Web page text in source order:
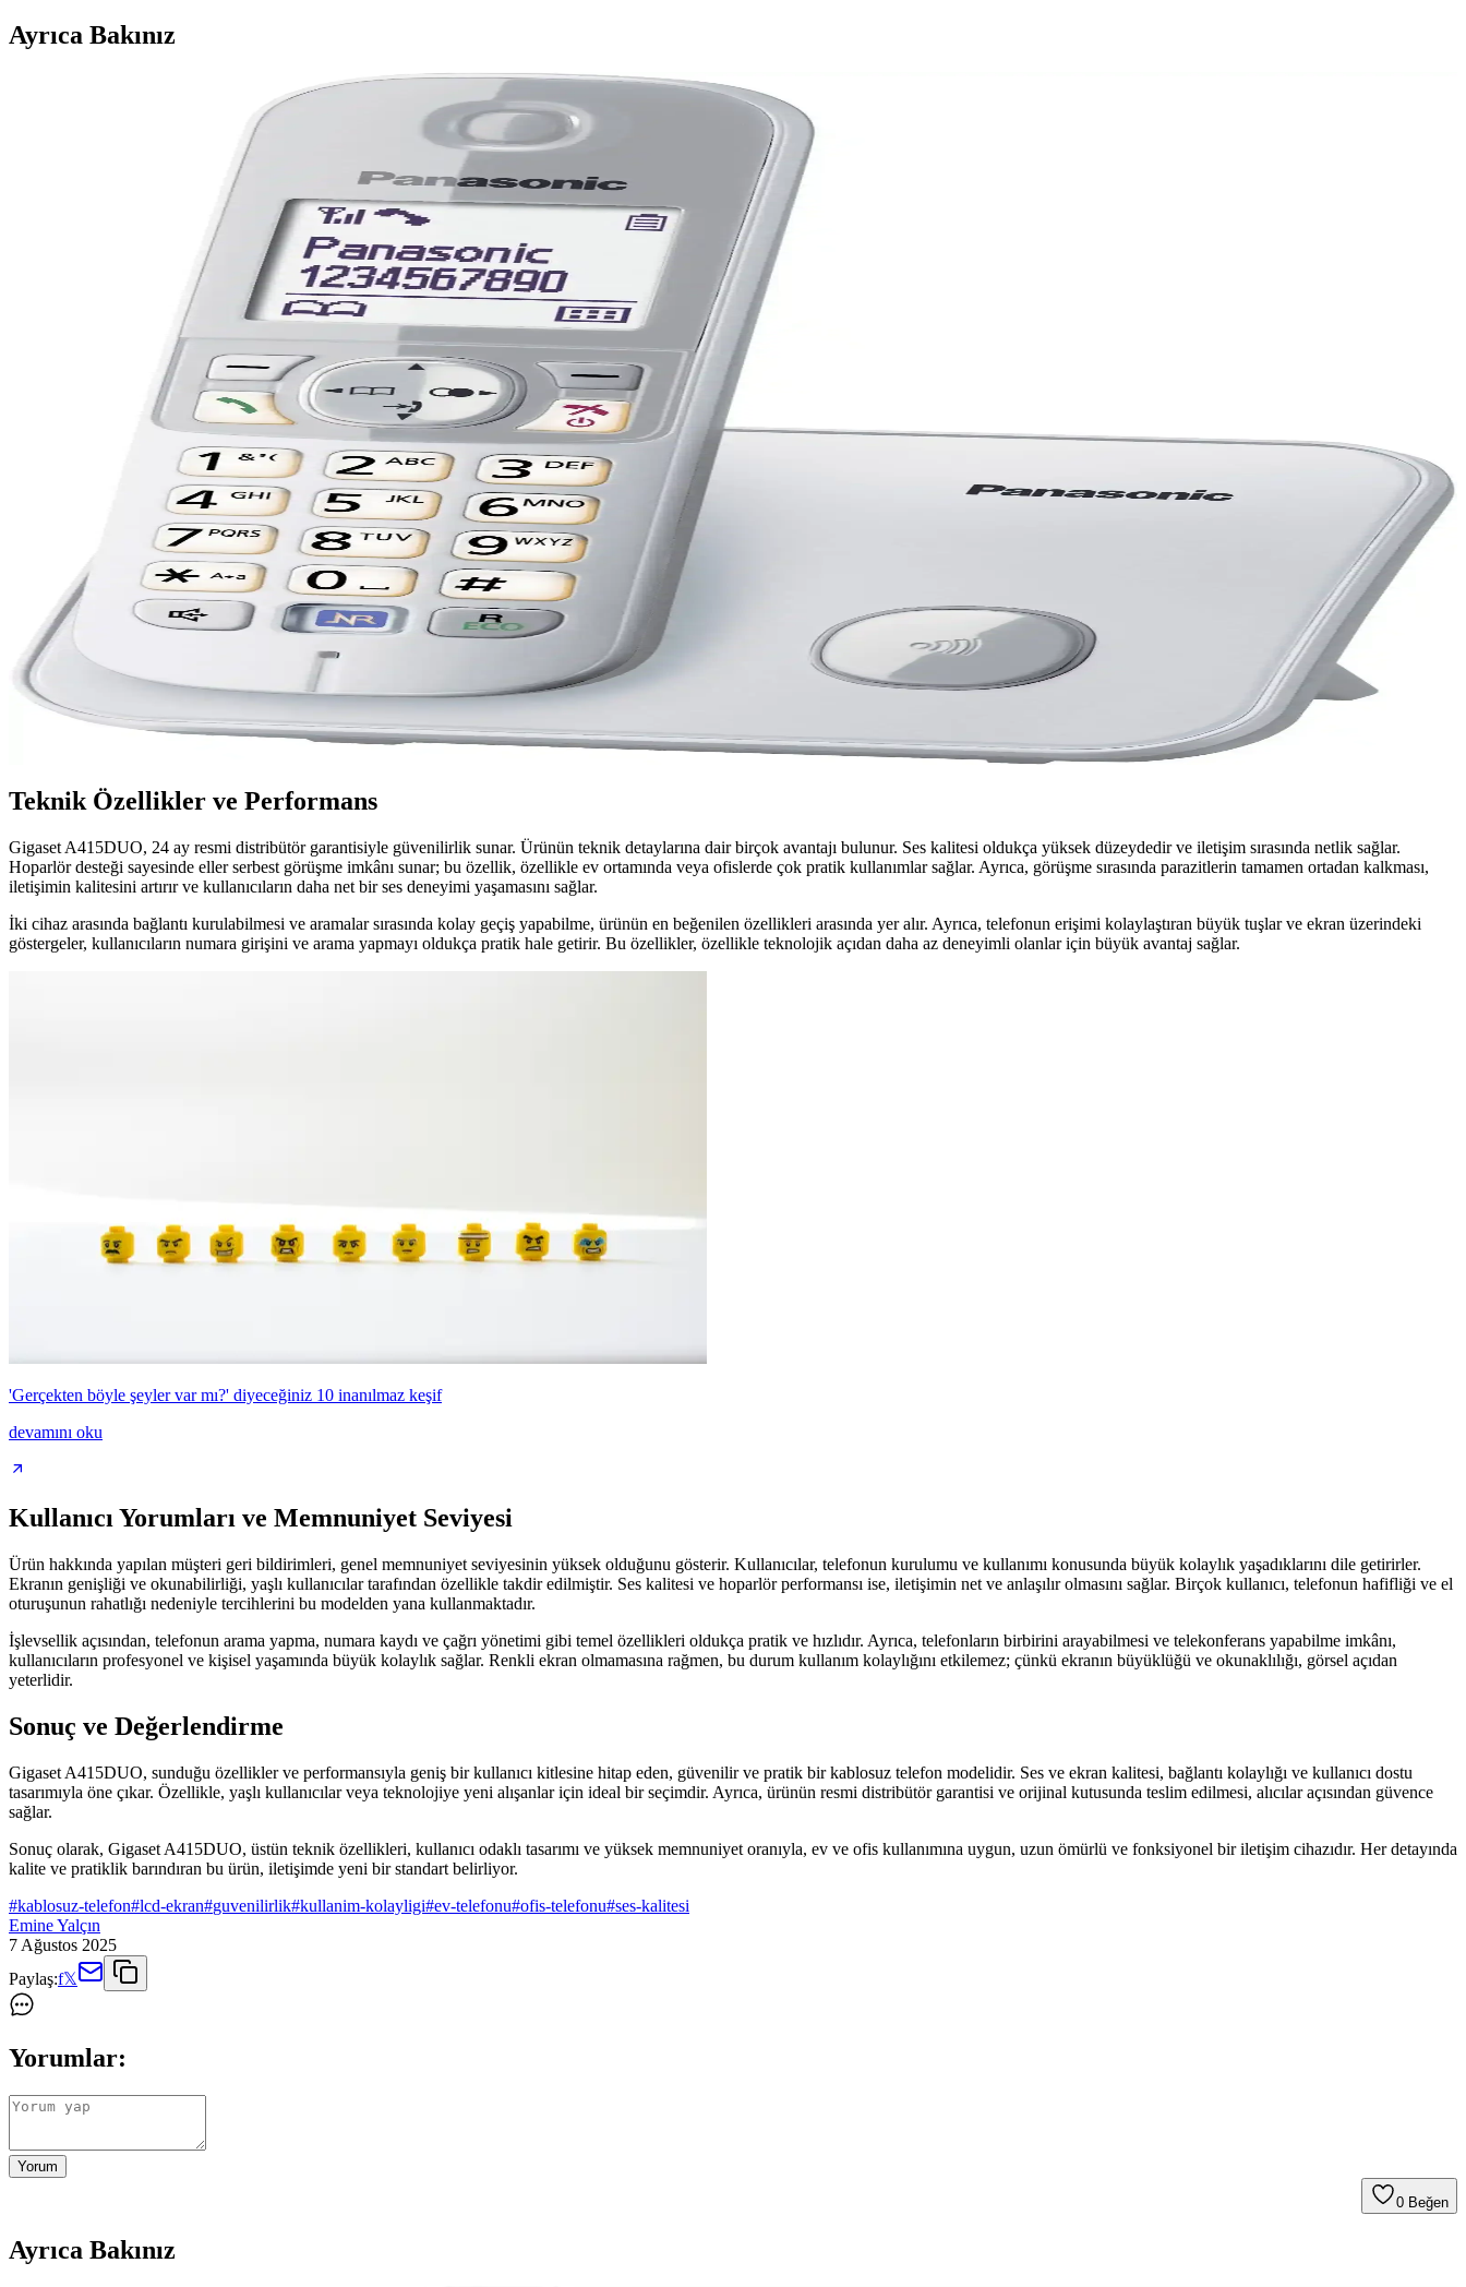
Ayrıca Bakınız
Panasonic KX-TG1611 Kablosuz Telefon Özellikleri ve Kullanım Alanları
Panasonic KX-TG1611, geniş kapsama alanı ve kolay kullanım sağlayan kablosuz telefon modeli, ev ve küçük ofisler için ideal, gelişmiş ses kalitesi ve pratik özelliklerle öne çıkıyor.
Panasonic KX-TG6811 Kablosuz Telefon İncelemesi ve Teknik Özellikler
Panasonic KX-TG6811, DECT 6.0 teknolojisiyle yüksek ses kalitesi ve kullanıcı dostu özellikleriyle ev ve ofis iletişimini kolaylaştıran kablosuz telefon modelidir.
Gigaset AL110 Siyah Kablosuz DECT Telefonu: Temel ve Güvenilir İletişim Çözümü
Gigaset AL110 Siyah, uzun pil ömrü ve geniş kapsama alanı ile temel iletişim ihtiyaçlarını karşılayan, kullanımı kolay ve ekonomik kablosuz telefon modelidir.
Gigaset A120 Kablosuz Telefon: Uzun Pil Ömrü ve Geniş Kapsama Alanıyla Güvenilir İletişim
Gigaset A120 kablosuz telefon, uzun pil ömrü, geniş kapsama alanı ve kullanıcı dostu tasarımıyla ev ve ofis ihtiyaçlarına uygun, enerji tasarruflu iletişim çözümüdür.
Panasonic KX-TG2512 Dect Telefon Çift Ahize Güvenilir ve Kullanıcı Dostu Model
Panasonic KX-TG2512, dayanıklı tasarımı ve gelişmiş özellikleriyle ev ve ofis iletişimini kolaylaştıran yüksek performanslı kablosuz telefon.
Gigaset A170 Sabit Telefon: Güvenilir ve Kullanıcı Dostu Temel İletişim Aracı
Gigaset A170, kolay kullanımı ve dayanıklılığıyla ev ve ofislerde temel iletişim için ideal, ekonomik ve güvenilir kablosuz telefon seçeneğidir.
Panasonic KX-TG1611 Siyah Kablosuz Dijital Telsiz Telefonu Özellikleri ve Kullanım Alanları
Panasonic KX-TG1611 siyah kablosuz dijital telefon, şık tasarımı, yüksek ses kalitesi ve kolay kullanımıyla ev ve ofislerde iletişimi pratik hale getirir, hareket özgürlüğü sağlar.
Panasonic KX-TG6811 Kablosuz Telefon: Güvenilirlik ve Kullanım Kolaylığıyla Öne Çıkıyor
Panasonic KX-TG6811, kablosuz teknolojisi, kolay kullanımı ve gelişmiş özellikleriyle ev ve ofis iletişimini pratik ve güvenilir hale getiriyor.
Teknik Özellikler ve Performans
Gigaset A415DUO, 24 ay resmi distribütör garantisiyle güvenilirlik sunar. Ürünün teknik detaylarına dair birçok avantajı bulunur. Ses kalitesi oldukça yüksek düzeydedir ve iletişim sırasında netlik sağlar.
Hoparlör desteği sayesinde eller serbest görüşme imkânı sunar; bu özellik, özellikle ev ortamında veya ofislerde çok pratik kullanımlar sağlar. Ayrıca, görüşme sırasında parazitlerin tamamen ortadan kalkması,
iletişimin kalitesini artırır ve kullanıcıların daha net bir ses deneyimi yaşamasını sağlar.
İki cihaz arasında bağlantı kurulabilmesi ve aramalar sırasında kolay geçiş yapabilme, ürünün en beğenilen özellikleri arasında yer alır. Ayrıca, telefonun erişimi kolaylaştıran büyük tuşlar ve ekran üzerindeki
göstergeler, kullanıcıların numara girişini ve arama yapmayı oldukça pratik hale getirir. Bu özellikler, özellikle teknolojik açıdan daha az deneyimli olanlar için büyük avantaj sağlar.
'Gerçekten böyle şeyler var mı?' diyeceğiniz 10 inanılmaz keşif
devamını oku
Kullanıcı Yorumları ve Memnuniyet Seviyesi
Ürün hakkında yapılan müşteri geri bildirimleri, genel memnuniyet seviyesinin yüksek olduğunu gösterir. Kullanıcılar, telefonun kurulumu ve kullanımı konusunda büyük kolaylık yaşadıklarını dile getirirler.
Ekranın genişliği ve okunabilirliği, yaşlı kullanıcılar tarafından özellikle takdir edilmiştir. Ses kalitesi ve hoparlör performansı ise, iletişimin net ve anlaşılır olmasını sağlar. Birçok kullanıcı, telefonun hafifliği ve el
oturuşunun rahatlığı nedeniyle tercihlerini bu modelden yana kullanmaktadır.
İşlevsellik açısından, telefonun arama yapma, numara kaydı ve çağrı yönetimi gibi temel özellikleri oldukça pratik ve hızlıdır. Ayrıca, telefonların birbirini arayabilmesi ve telekonferans yapabilme imkânı,
kullanıcıların profesyonel ve kişisel yaşamında büyük kolaylık sağlar. Renkli ekran olmamasına rağmen, bu durum kullanım kolaylığını etkilemez; çünkü ekranın büyüklüğü ve okunaklılığı, görsel açıdan
yeterlidir.
Sonuç ve Değerlendirme
Gigaset A415DUO, sunduğu özellikler ve performansıyla geniş bir kullanıcı kitlesine hitap eden, güvenilir ve pratik bir kablosuz telefon modelidir. Ses ve ekran kalitesi, bağlantı kolaylığı ve kullanıcı dostu
tasarımıyla öne çıkar. Özellikle, yaşlı kullanıcılar veya teknolojiye yeni alışanlar için ideal bir seçimdir. Ayrıca, ürünün resmi distribütör garantisi ve orijinal kutusunda teslim edilmesi, alıcılar açısından güvence
sağlar.
Sonuç olarak, Gigaset A415DUO, üstün teknik özellikleri, kullanıcı odaklı tasarımı ve yüksek memnuniyet oranıyla, ev ve ofis kullanımına uygun, uzun ömürlü ve fonksiyonel bir iletişim cihazıdır. Her detayında
kalite ve pratiklik barındıran bu ürün, iletişimde yeni bir standart belirliyor.
#kablosuz-telefon#lcd-ekran#guvenilirlik#kullanim-kolayligi#ev-telefonu#ofis-telefonu#ses-kalitesi
Emine Yalçın
7 Ağustos 2025
Paylaş:f𝕏
Yorumlar:
Yorum
0 Beğen
Ayrıca Bakınız